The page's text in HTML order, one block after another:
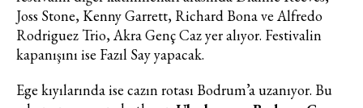
Haftalık E-Bülten
Moda dünyasında neler oluyor? Yeni
Joss Stone, Kenny Garrett, Richard Bona ve Alfredo
Rodriguez Trio, Akra Genç Caz yer alıyor. Festivalin
kapanışını ise Fazıl Say yapacak.
Ege kıyılarında ise cazın rotası Bodrum’a uzanıyor. Bu